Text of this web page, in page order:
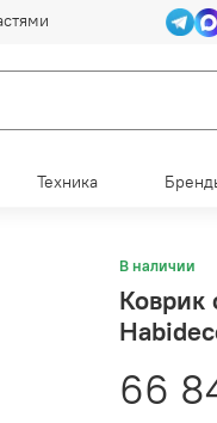
Техника
В наличии
Коврик
66